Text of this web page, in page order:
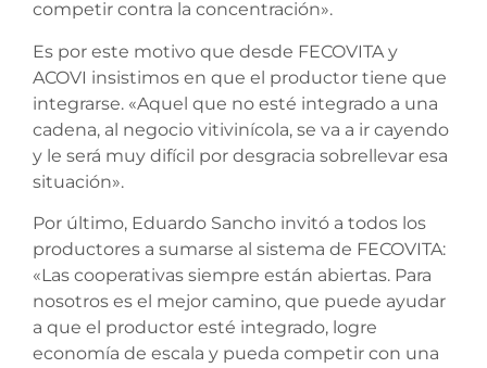
competir contra la concentración».
Es por este motivo que desde FECOVITA y
ACOVI insistimos en que el productor tiene que
integrarse. «Aquel que no esté integrado a una
cadena, al negocio vitivinícola, se va a ir cayendo
y le será muy difícil por desgracia sobrellevar esa
situación».
Por último, Eduardo Sancho invitó a todos los
productores a sumarse al sistema de FECOVITA:
«Las cooperativas siempre están abiertas. Para
nosotros es el mejor camino, que puede ayudar
a que el productor esté integrado, logre
economía de escala y pueda competir con una